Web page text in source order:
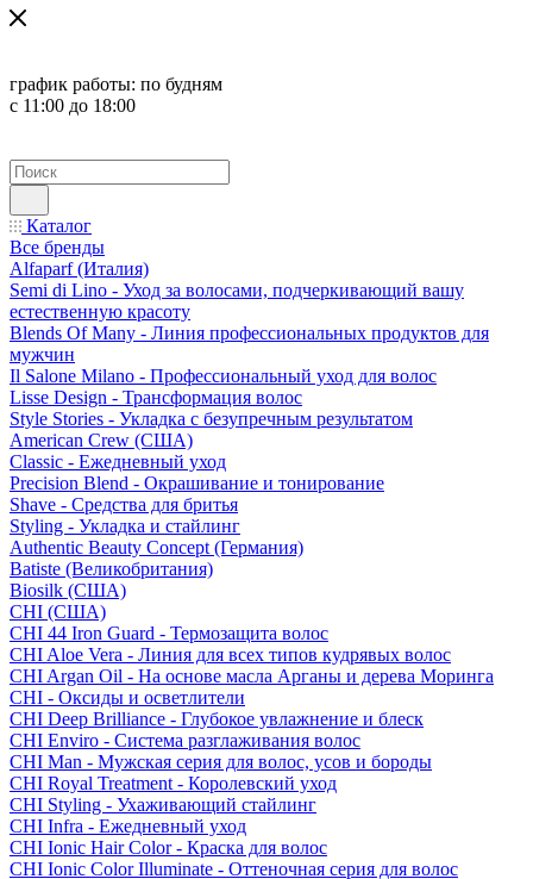
график работы: по будням
с 11:00 до 18:00
Каталог
Все бренды
Alfaparf (Италия)
Semi di Lino - Уход за волосами, подчеркивающий вашу
естественную красоту
Blends Of Many - Линия профессиональных продуктов для
мужчин
Il Salone Milano - Профессиональный уход для волос
Lisse Design - Трансформация волос
Style Stories - Укладка с безупречным результатом
American Crew (США)
Classic - Ежедневный уход
Precision Blend - Окрашивание и тонирование
Shave - Средства для бритья
Styling - Укладка и стайлинг
Authentic Beauty Concept (Германия)
Batiste (Великобритания)
Biosilk (США)
CHI (США)
CHI 44 Iron Guard - Термозащита волос
CHI Aloe Vera - Линия для всех типов кудрявых волос
CHI Argan Oil - На основе масла Арганы и дерева Моринга
CHI - Оксиды и осветлители
CHI Deep Brilliance - Глубокое увлажнение и блеск
CHI Enviro - Система разглаживания волос
CHI Man - Мужская серия для волос, усов и бороды
CHI Royal Treatment - Королевский уход
CHI Styling - Ухаживающий стайлинг
CHI Infra - Ежедневный уход
CHI Ionic Hair Color - Краска для волос
CHI Ionic Color Illuminate - Оттеночная серия для волос